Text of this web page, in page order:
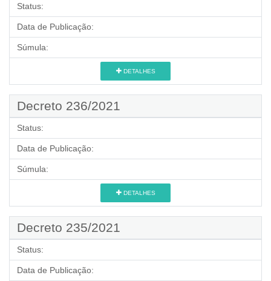
Status:
Data de Publicação:
Súmula:
DETALHES
Decreto 236/2021
Status:
Data de Publicação:
Súmula:
DETALHES
Decreto 235/2021
Status:
Data de Publicação: